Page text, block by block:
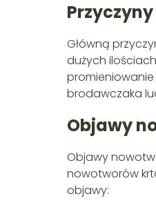
Główną
dużych
promieniowanie
brodawczaka
Objawy
Objawy
nowotworów
objawy: